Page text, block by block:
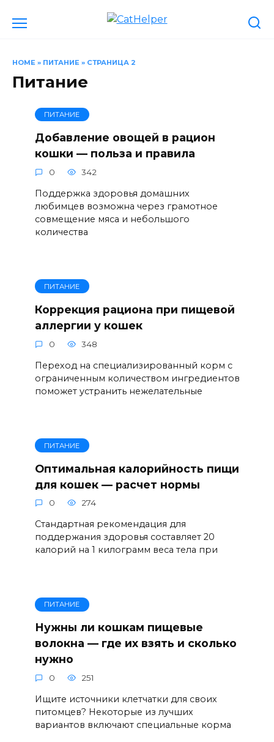
HOME » ПИТАНИЕ » СТРАНИЦА 2
Питание
ПИТАНИЕ
Добавление овощей в рацион
кошки — польза и правила
0 342
Поддержка здоровья домашних
любимцев возможна через грамотное
совмещение мяса и небольшого
количества
ПИТАНИЕ
Коррекция рациона при пищевой
аллергии у кошек
0 348
Переход на специализированный корм с
ограниченным количеством ингредиентов
поможет устранить нежелательные
ПИТАНИЕ
Оптимальная калорийность пищи
для кошек — расчет нормы
0 274
Стандартная рекомендация для
поддержания здоровья составляет 20
калорий на 1 килограмм веса тела при
ПИТАНИЕ
Нужны ли кошкам пищевые
волокна — где их взять и сколько
нужно
0 251
Ищите источники клетчатки для своих
питомцев? Некоторые из лучших
вариантов включают специальные корма